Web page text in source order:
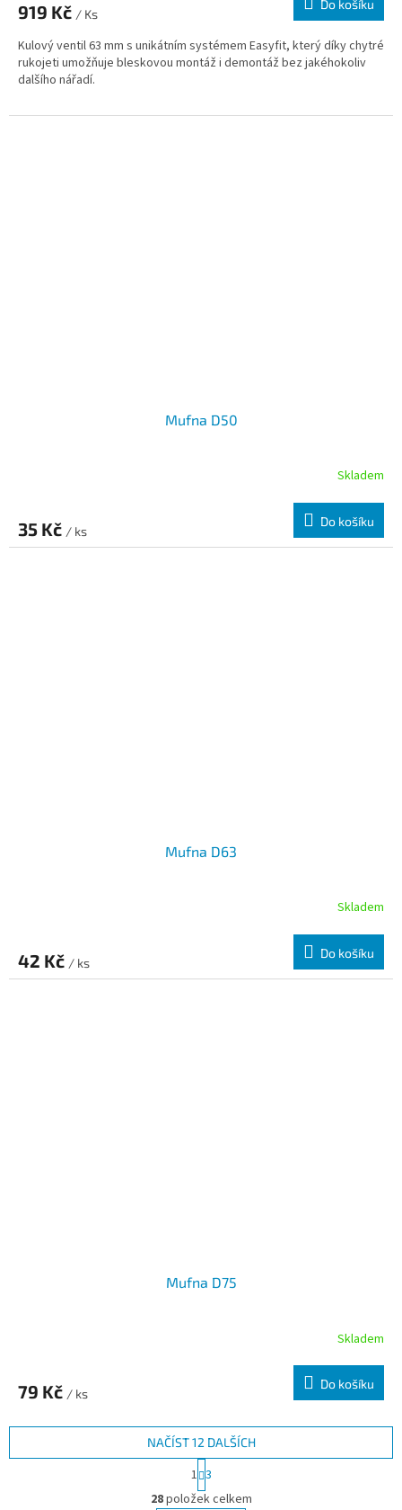
919 Kč / Ks
Do košíku
Kulový ventil 63 mm s unikátním systémem Easyfit, který díky chytré
rukojeti umožňuje bleskovou montáž i demontáž bez jakéhokoliv
dalšího nářadí.
Mufna D50
Skladem
35 Kč / ks
Do košíku
Mufna D63
Skladem
42 Kč / ks
Do košíku
Mufna D75
Skladem
79 Kč / ks
Do košíku
Ovládací prvky výpisu
NAČÍST 12 DALŠÍCH
1 3
28položek celkem